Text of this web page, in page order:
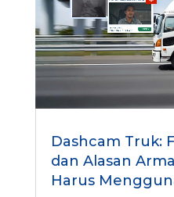
Dashcam Truk:
dan Alasan
Harus